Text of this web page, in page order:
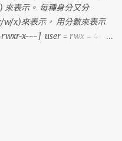
表示。 每種身分又分
x)來表示， 用分數來表示
rwxr-x---] user = rwx = 4+2+1